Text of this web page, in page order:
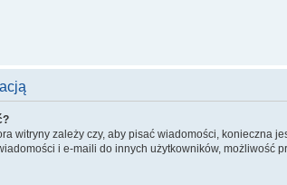
witryny zależy czy, aby pisać wiadomości,
i e-maili do innych użytkowników,